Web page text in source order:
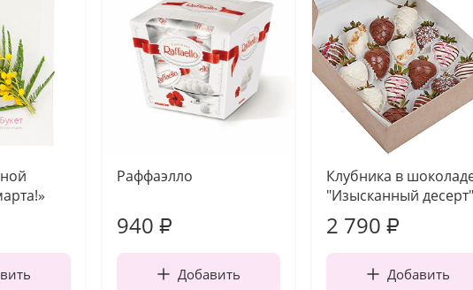
Раффаэлло
940 ₽
Добавить
Клубника в
"Изысканный десерт"
2 790 ₽
Добавить